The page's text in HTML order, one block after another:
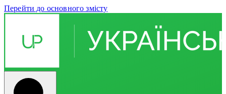
Перейти до основного змісту